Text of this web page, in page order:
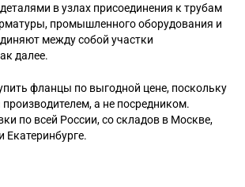
в узлах присоединения к трубам
промышленного оборудования и
между собой участки
далее.
фланцы по выгодной цене, поскольку
а не посредником.
по всей России, со складов в Москве,
Екатеринбурге.